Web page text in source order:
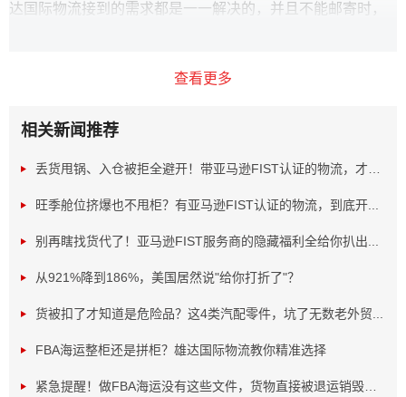
达国际物流接到的需求都是一一解决的，并且不能邮寄时，
比如哪些产品不能运输：
化工类产品：液体、粉末、颗粒、医药类的产品不能运输
国内禁止运输的产品有：香烟
其他不能运输的产品：纯电池、氟利昂等等
查看更多
相关新闻推荐
丢货甩锅、入仓被拒全避开！带亚马逊FIST认证的物流，才是...
旺季舱位挤爆也不甩柜？有亚马逊FIST认证的物流，到底开...
别再瞎找货代了！亚马逊FIST服务商的隐藏福利全给你扒出...
从921%降到186%，美国居然说"给你打折了"？
货被扣了才知道是危险品？这4类汽配零件，坑了无数老外贸...
FBA海运整柜还是拼柜？雄达国际物流教你精准选择
紧急提醒！做FBA海运没有这些文件，货物直接被退运销毁！...